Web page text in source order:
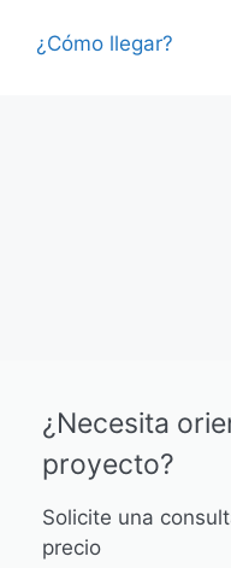
¿Cómo llegar?
¿Necesita
proyecto?
Solicite una
precio